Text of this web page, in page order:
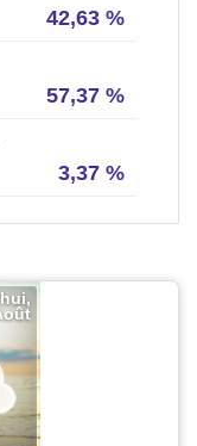
42,63 %
57,37 %
3,37 %